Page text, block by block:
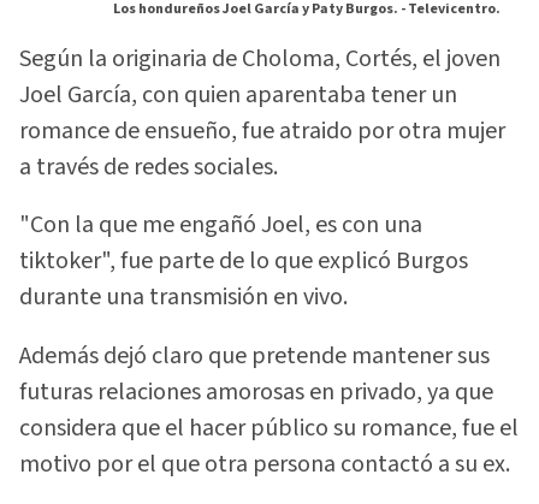
Los hondureños Joel García y Paty Burgos. -Televicentro.
Según la originaria de Choloma, Cortés, el joven
Joel García, con quien aparentaba tener un
romance de ensueño, fue atraido por otra mujer
a través de redes sociales.
"Con la que me engañó Joel, es con una
tiktoker", fue parte de lo que explicó Burgos
durante una transmisión en vivo.
Además dejó claro que pretende mantener sus
futuras relaciones amorosas en privado, ya que
considera que el hacer público su romance, fue el
motivo por el que otra persona contactó a su ex.